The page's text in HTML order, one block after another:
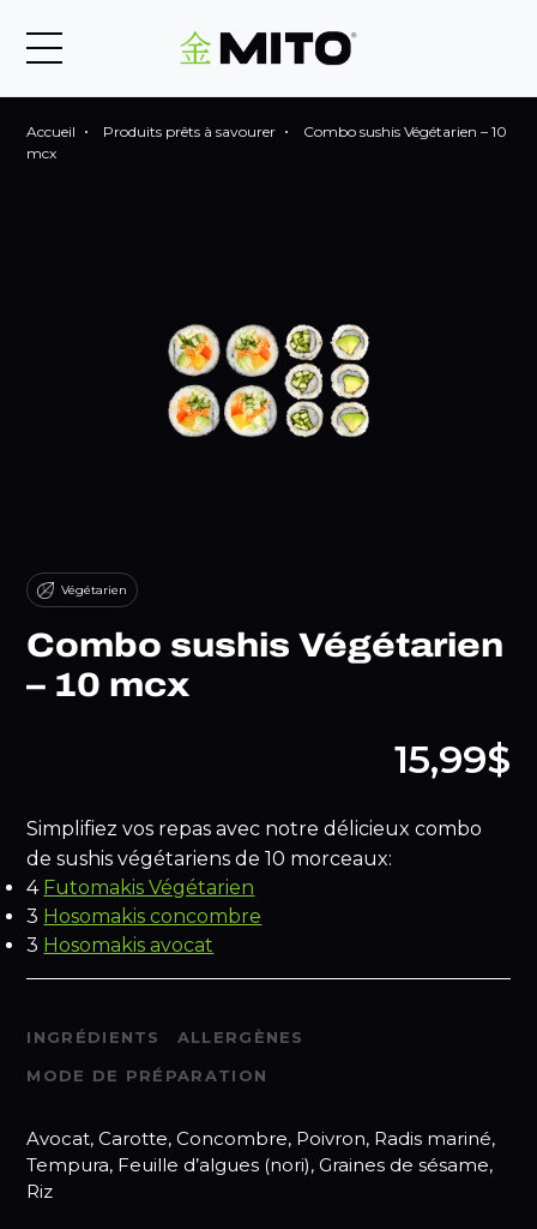
Accueil Produits prêts à savourer
Combo sushis Végétarien – 10
mcx
Végétarien
Combo sushis Végétarien
– 10 mcx
15,99$
Simplifiez vos repas avec notre délicieux combo
de sushis végétariens de 10 morceaux:
4 Futomakis Végétarien
3 Hosomakis concombre
3 Hosomakis avocat
INGRÉDIENTS
ALLERGÈNES
MODE DE PRÉPARATION
Avocat, Carotte, Concombre, Poivron, Radis mariné,
Tempura, Feuille d’algues (nori), Graines de sésame,
Riz